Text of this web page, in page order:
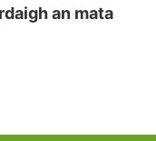
an mata